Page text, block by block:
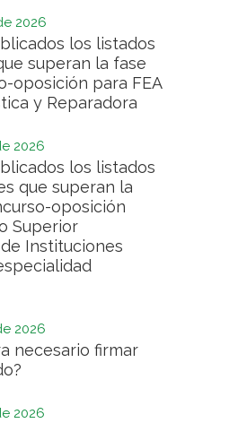
2026
los listados
superan la fase
oposición para FEA
y Reparadora
2026
los listados
que superan la
oposición
Superior
Instituciones
2026
necesario firmar
2026